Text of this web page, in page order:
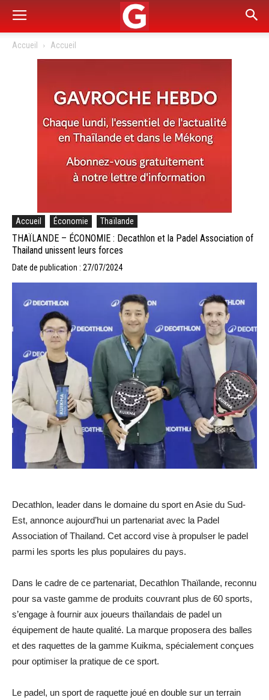
Accueil Accueil
Accueil Économie Thaïlande
THAÏLANDE – ÉCONOMIE : Decathlon et la Padel Association of
Thailand unissent leurs forces
Date de publication : 27/07/2024
Decathlon, leader dans le domaine du sport en Asie du Sud-
Est, annonce aujourd’hui un partenariat avec la Padel
Association of Thailand. Cet accord vise à propulser le padel
parmi les sports les plus populaires du pays.
Dans le cadre de ce partenariat, Decathlon Thaïlande, reconnu
pour sa vaste gamme de produits couvrant plus de 60 sports,
s’engage à fournir aux joueurs thaïlandais de padel un
équipement de haute qualité. La marque proposera des balles
et des raquettes de la gamme Kuikma, spécialement conçues
pour optimiser la pratique de ce sport.
Le padel, un sport de raquette joué en double sur un terrain